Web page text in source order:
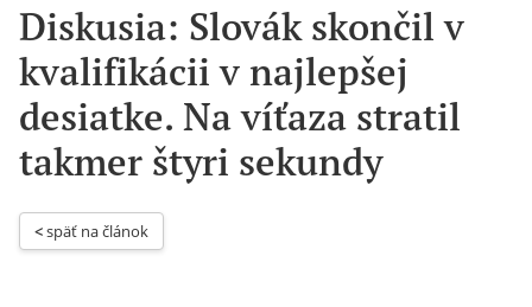
Diskusia: Slovák skončil v
kvalifikácii v najlepšej
desiatke. Na víťaza stratil
takmer štyri sekundy
< späť na článok